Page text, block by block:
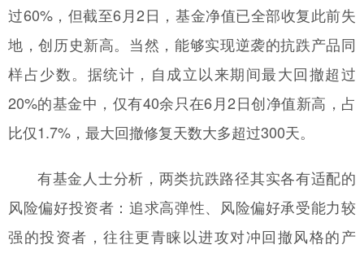
过60%，但截至6月2日，基金净值已全部收复此前失
地，创历史新高。当然，能够实现逆袭的抗跌产品同
样占少数。据统计，自成立以来期间最大回撤超过
20%的基金中，仅有40余只在6月2日创净值新高，占
比仅1.7%，最大回撤修复天数大多超过300天。
有基金人士分析，两类抗跌路径其实各有适配的
风险偏好投资者：追求高弹性、风险偏好承受能力较
强的投资者，往往更青睐以进攻对冲回撤风格的产